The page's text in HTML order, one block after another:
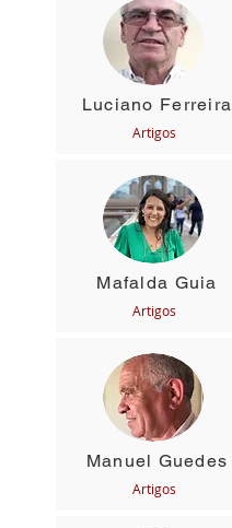
Luciano Ferreira
Artigos
Mafalda Guia
Artigos
Manuel Guedes
Artigos